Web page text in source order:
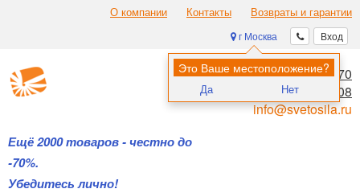
О компании Контакты Возвраты и гарантии
Вход
г Москва
Это Ваше местоположение?
Да Нет
Ещё 2000 товаров - честно до
-70%.
Убедитесь лично!
8 (495) 970-00-70
8 (800) 700-11-08
info@svetosila.ru